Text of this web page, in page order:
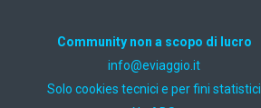
Community non a scopo di lucro
ti.oiggaive@ofni
Solo cookies tecnici e per fini statistici